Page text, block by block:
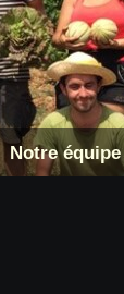
Notre équipe